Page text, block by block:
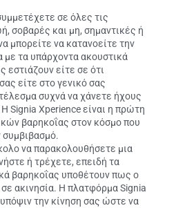
σε όλες τις
σοβαρές και μη, σημαντικές ή
μπορείτε να κατανοείτε την
με τα υπάρχοντα ακουστικά
εστιάζουν είτε σε ότι
είτε στο γενικό σας
συχνά να χάνετε ήχους
Signia Xperience είναι η πρώτη
βαρηκοΐας στον κόσμο που
συμβιβασμό.
να παρακολουθήσετε μια
ή τρέχετε, επειδή τα
βαρηκοΐας υποθέτουν πως ο
ακινησία. Η πλατφόρμα Signia
την κίνηση σας ώστε να